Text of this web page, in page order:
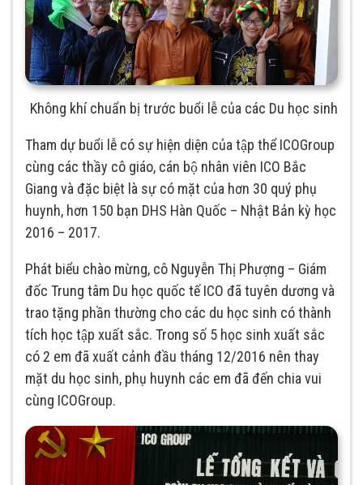
Không khí chuẩn bị trước buổi lễ của các Du học sinh
Tham dự buổi lễ có sự hiện diện của tập thể ICOGroup
cùng các thầy cô giáo, cán bộ nhân viên ICO Bắc
Giang và đặc biệt là sự có mặt của hơn 30 quý phụ
huynh, hơn 150 bạn DHS Hàn Quốc – Nhật Bản kỳ học
2016 – 2017.
Phát biểu chào mừng, cô Nguyễn Thị Phượng – Giám
đốc Trung tâm Du học quốc tế ICO đã tuyên dương và
trao tặng phần thường cho các du học sinh có thành
tích học tập xuất sắc. Trong số 5 học sinh xuất sắc
có 2 em đã xuất cảnh đầu tháng 12/2016 nên thay
mặt du học sinh, phụ huynh các em đã đến chia vui
cùng ICOGroup.